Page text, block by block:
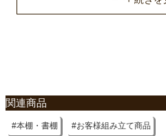
関連商品
本棚・書棚 お客様組み立て商品